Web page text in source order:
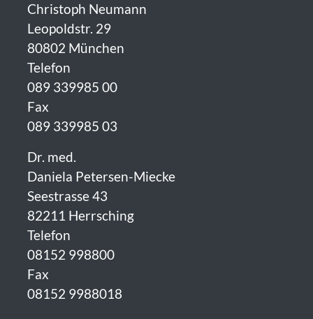
Christoph Neumann
Leopoldstr. 29
80802 München
Telefon
089 339985 00
Fax
089 339985 03
Dr. med.
Daniela Petersen-Miecke
Seestrasse 43
82211 Herrsching
Telefon
08152 998800
Fax
08152 9988018